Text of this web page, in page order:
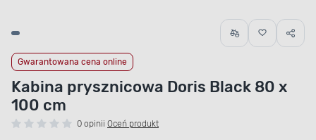
Gwarantowana cena online
Kabina prysznicowa Doris Black 80 x
100 cm
0 opinii Oceń produkt